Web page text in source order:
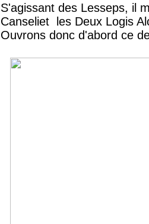
S'agissant des Lesseps, il
Canseliet les Deux Logis
Ouvrons donc d'abord ce